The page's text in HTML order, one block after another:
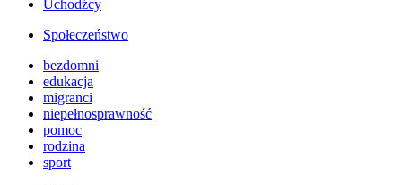
Uchodźcy
Społeczeństwo
bezdomni
edukacja
migranci
niepełnosprawność
pomoc
rodzina
sport